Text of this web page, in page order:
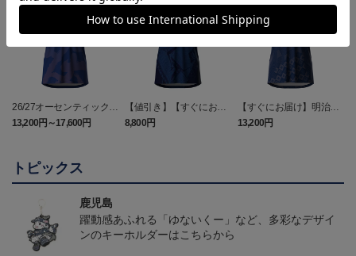
26/27オーセンティックユ
ニフォーム（FP1st）
13,200円～17,600円
【値引き】【すぐにお届
け】2025オーセンティッ
クユニフォーム FP1st
8,800円
【すぐにお届け】明治安
田J2・J3百年構想リーグ
オーセンティックユニフ
13,200円
トピックス
鹿児島
躍動感あふれる「ゆないくー」など、多彩なデザイ
ンのキーホルダーはこちらから